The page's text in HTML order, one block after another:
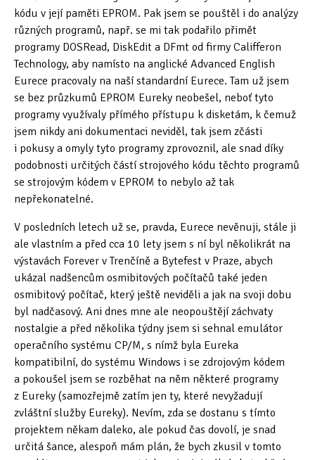
kódu v její paměti EPROM. Pak jsem se pouštěl i do analýzy
různých programů, např. se mi tak podařilo přimět
programy DOSRead, DiskEdit a DFmt od firmy Califferon
Technology, aby namísto na anglické Advanced English
Eurece pracovaly na naší standardní Eurece. Tam už jsem
se bez průzkumů EPROM Eureky neobešel, neboť tyto
programy využívaly přímého přístupu k disketám, k čemuž
jsem nikdy ani dokumentaci neviděl, tak jsem zčásti
i pokusy a omyly tyto programy zprovoznil, ale snad díky
podobnosti určitých částí strojového kódu těchto programů
se strojovým kódem v EPROM to nebylo až tak
nepřekonatelné.
V posledních letech už se, pravda, Eurece nevěnuji, stále ji
ale vlastním a před cca 10 lety jsem s ní byl několikrát na
výstavách Forever v Trenčíně a Bytefest v Praze, abych
ukázal nadšencům osmibitových počítačů také jeden
osmibitový počítač, který ještě neviděli a jak na svoji dobu
byl nadčasový. Ani dnes mne ale neopouštějí záchvaty
nostalgie a před několika týdny jsem si sehnal emulátor
operačního systému CP/M, s nímž byla Eureka
kompatibilní, do systému Windows i se zdrojovým kódem
a pokoušel jsem se rozběhat na něm některé programy
z Eureky (samozřejmě zatím jen ty, které nevyžadují
zvláštní služby Eureky). Nevím, zda se dostanu s tímto
projektem někam daleko, ale pokud čas dovolí, je snad
určitá šance, alespoň mám plán, že bych zkusil v tomto